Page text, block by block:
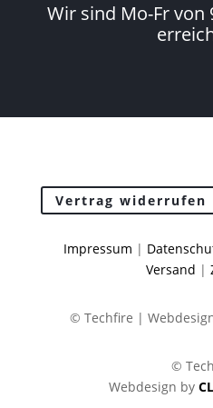
Wir sind Mo-Fr von
Vertrag widerrufen
Impressum |
Versand |
© Techfire |
©
Webdesign by